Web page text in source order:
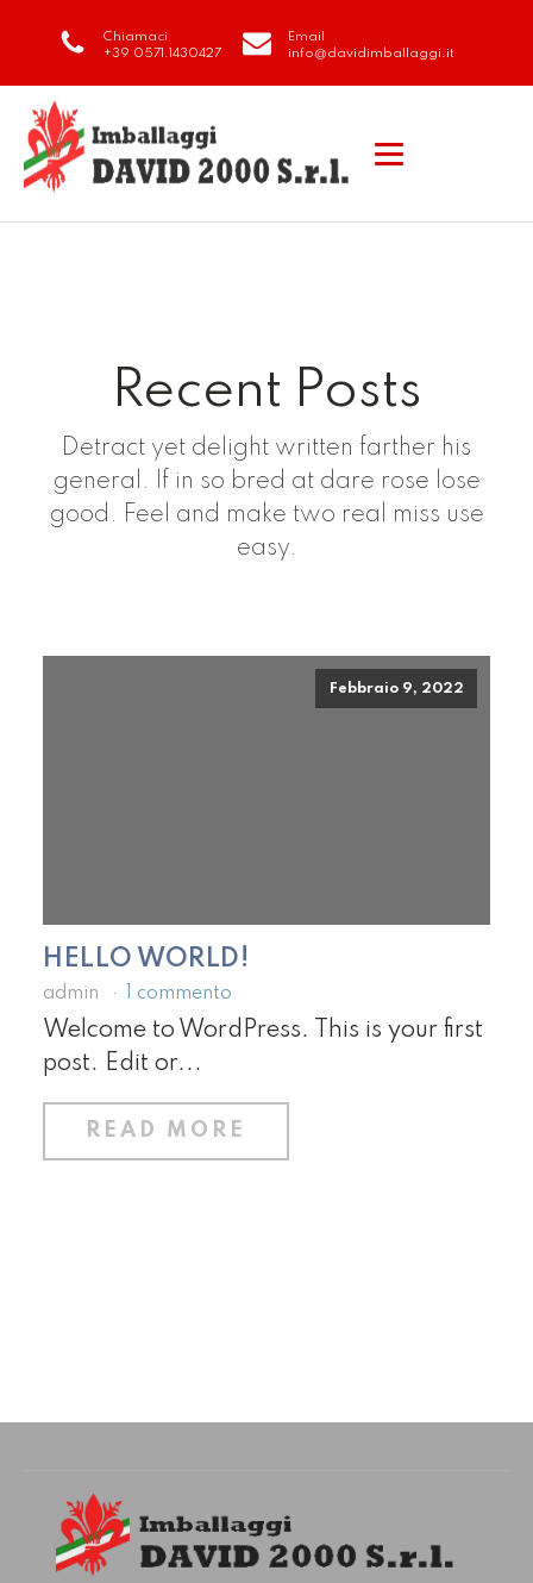
Chiamaci
+39 0571.1430427
Email
info@davidimballaggi.it
Recent Posts
Detract yet delight written farther his
general. If in so bred at dare rose lose
good. Feel and make two real miss use
easy.
Febbraio 9, 2022
HELLO WORLD!
admin 1 commento
Welcome to WordPress. This is your first
post. Edit or...
READ MORE